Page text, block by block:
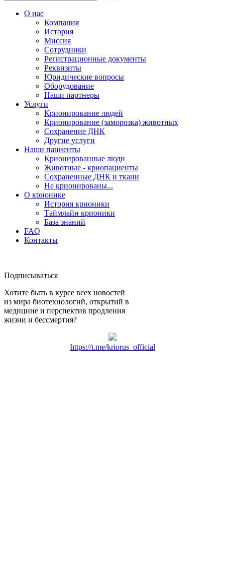
О нас
Компания
История
Миссия
Сотрудники
Регистрационные документы
Реквизиты
Юридические вопросы
Оборудование
Наши партнеры
Услуги
Крионирование людей
Крионирование (заморозка) животных
Сохранение ДНК
Другие услуги
Наши пациенты
Крионированные люди
Животные - криопациенты
Сохраненные ДНК и ткани
Не крионированы...
О крионике
История крионики
Таймлайн крионики
База знаний
FAQ
Контакты
Подписываться
Хотите быть в курсе всех новостей
из мира биотехнологий, открытий в
медицине и перспектив продления
жизни и бессмертия?
https://t.me/kriorus_official